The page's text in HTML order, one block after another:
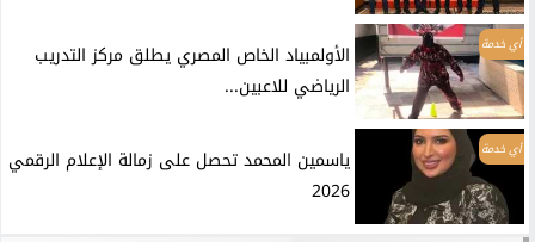
أي خدمة
الأولمبياد الخاص المصري يطلق مركز التدريب
الرياضي للاعبين...
أي خدمة
ياسمين المحمد تحصل على زمالة الإعلام الرقمي
2026